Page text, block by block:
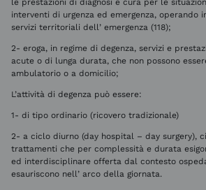
le prestazioni di diagnosi e cura per le
interventi di urgenza ed emergenza, operando
servizi territoriali dell’ emergenza (118);
2- eroga, in regime di degenza, servizi e
acute o di lunga durata, che non possono
ambulatorio o a domicilio;
L’attività di degenza può essere:
1- di tipo ordinario (ricovero tradizionale)
2- a ciclo diurno (day hospital – day surgery),
trattamenti che per complessità e durata
ed interdisciplinare offerta dal contesto
esauriscono nell’ arco della giornata.